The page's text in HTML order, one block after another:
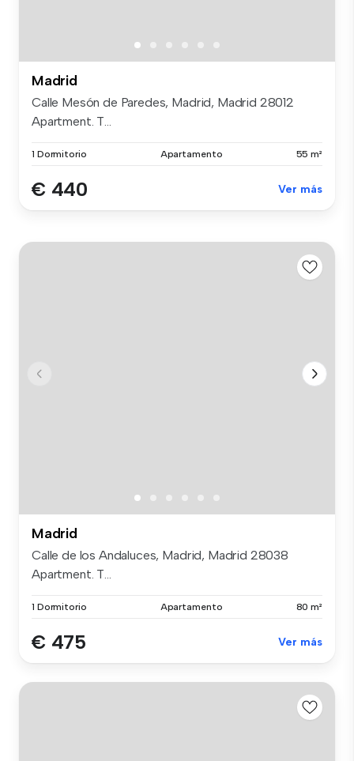
Madrid
Calle Mesón de Paredes, Madrid, Madrid 28012
Apartment. T...
1 Dormitorio Apartamento 55 m²
€ 440 Ver más
Madrid
Calle de los Andaluces, Madrid, Madrid 28038
Apartment. T...
1 Dormitorio Apartamento 80 m²
€ 475 Ver más